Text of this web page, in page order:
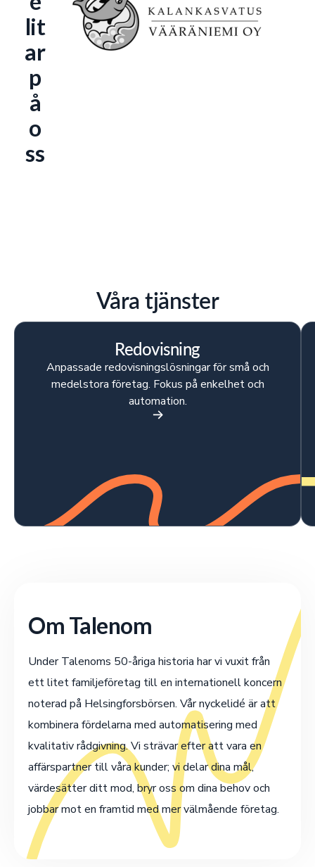
lit
ar
p
å
o
ss
Våra tjänster
Redovisning
Anpassade redovisningslösningar för små och
medelstora företag. Fokus på enkelhet och
automation.
Om Talenom
Under Talenoms 50-åriga historia har vi vuxit från
ett litet familjeföretag till en internationell koncern
noterad på Helsingforsbörsen. Vår nyckelidé är att
kombinera fördelarna med automatisering med
kvalitativ rådgivning. Vi strävar efter att vara en
affärspartner till våra kunder; vi delar dina mål,
värdesätter ditt mod, bryr oss om dina behov och
jobbar mot en framtid med mer välmående företag.